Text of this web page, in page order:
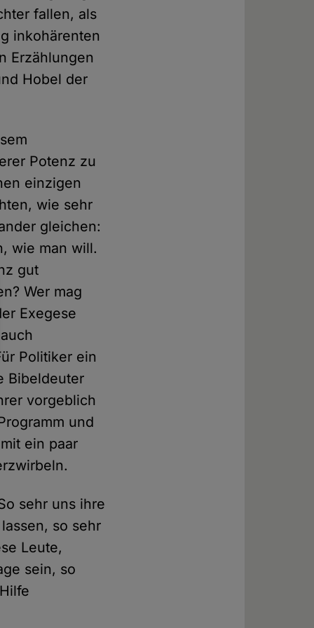
fallen, als
inkohärenten
Erzählungen
Hobel der
Potenz zu
einzigen
wie sehr
gleichen:
wie man will.
gut
Wer mag
Exegese
Politiker ein
Bibeldeuter
vorgeblich
und
ein paar
sehr uns ihre
so sehr
Leute,
sein, so